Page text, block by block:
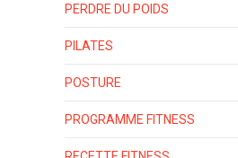
PERDRE DU POIDS
PILATES
POSTURE
PROGRAMME FITNESS